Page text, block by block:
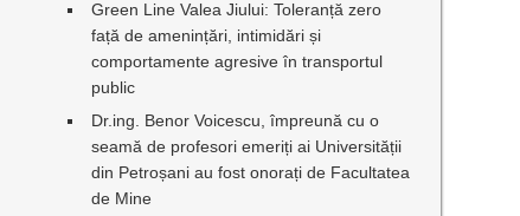
Green Line Valea Jiului: Toleranță zero
față de amenințări, intimidări și
comportamente agresive în transportul
public
Dr.ing. Benor Voicescu, împreună cu o
seamă de profesori emeriți ai Universității
din Petroșani au fost onorați de Facultatea
de Mine